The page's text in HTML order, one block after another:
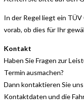
In der Regel liegt ein
vorab, ob dies für Ihr
Kontakt
Haben Sie Fragen zur
Termin ausmachen?
Dann kontaktieren Sie
Kontaktdaten und die